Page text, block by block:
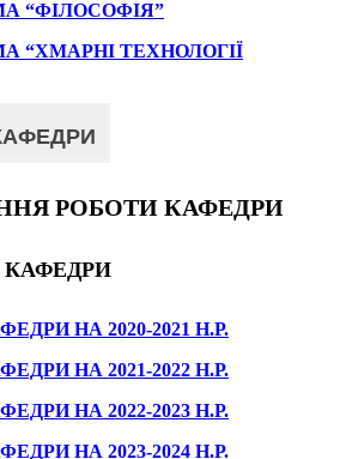
“ФІЛОСОФІЯ”
“ХМАРНІ ТЕХНОЛОГІЇ
РОБОТИ КАФЕДРИ
НА 2020-2021 Н.Р.
НА 2021-2022 Н.Р.
НА 2022-2023 Н.Р.
НА 2023-2024 Н.Р.